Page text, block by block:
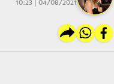
04/08/2021 | 10:23